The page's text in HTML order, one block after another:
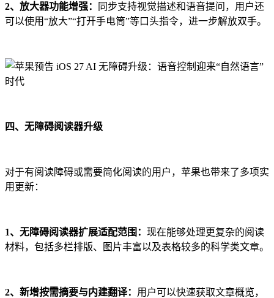
2、放大器功能增强：
同步支持视觉描述和语音提问，用户还
可以使用“放大”“打开手电筒”等口头指令，进一步解放双手。
四、无障碍阅读器升级
对于有阅读障碍或需要简化阅读的用户，苹果也带来了多项实
用更新：
1、无障碍阅读器扩展适配范围： 现在能够处理更复杂的阅读
材料，包括多栏排版、图片丰富以及表格较多的科学类文章。
2、新增按需摘要与内建翻译： 用户可以快速获取文章概览，